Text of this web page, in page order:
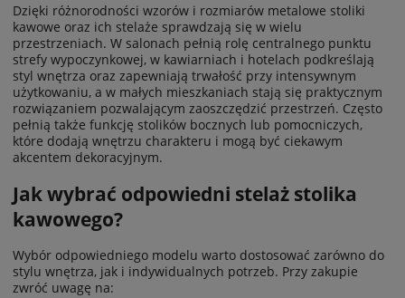
Dzięki różnorodności wzorów i rozmiarów metalowe stoliki
kawowe oraz ich stelaże sprawdzają się w wielu
przestrzeniach. W salonach pełnią rolę centralnego punktu
strefy wypoczynkowej, w kawiarniach i hotelach podkreślają
styl wnętrza oraz zapewniają trwałość przy intensywnym
użytkowaniu, a w małych mieszkaniach stają się praktycznym
rozwiązaniem pozwalającym zaoszczędzić przestrzeń. Często
pełnią także funkcję stolików bocznych lub pomocniczych,
które dodają wnętrzu charakteru i mogą być ciekawym
akcentem dekoracyjnym.
Jak wybrać odpowiedni stelaż stolika
kawowego?
Wybór odpowiedniego modelu warto dostosować zarówno do
stylu wnętrza, jak i indywidualnych potrzeb. Przy zakupie
zwróć uwagę na: